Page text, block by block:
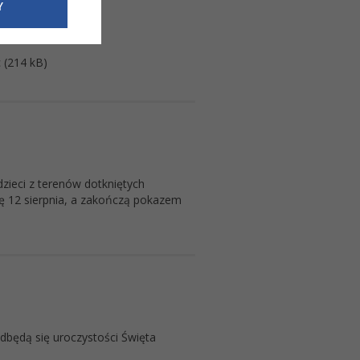
(214 kB)
z terenów dotkniętych
12 sierpnia, a zakończą pokazem
się uroczystości Święta